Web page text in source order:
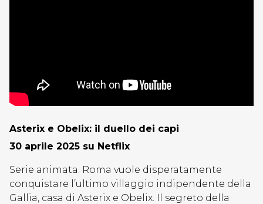
Asterix e Obelix: il duello dei capi
30 aprile 2025 su Netflix
Serie animata. Roma vuole disperatamente
conquistare l’ultimo villaggio indipendente della
Gallia, casa di Asterix e Obelix. Il segreto della